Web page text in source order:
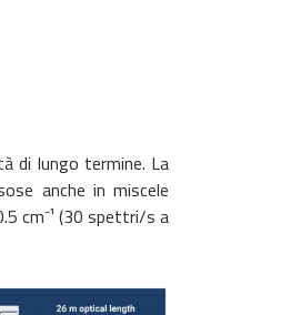
di lungo termine. La
anche in miscele
cm⁻¹ (30 spettri/s a